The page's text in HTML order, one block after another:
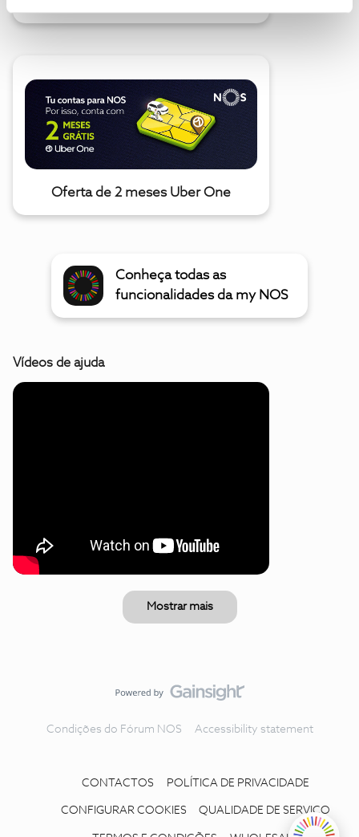
Oferta de 2 meses Uber One
Conheça todas as
funcionalidades da my NOS
Vídeos de ajuda
Mostrar mais
Condições do Fórum NOS Accessibility statement
CONTACTOS POLÍTICA DE PRIVACIDADE
CONFIGURAR COOKIES QUALIDADE DE SERVIÇO